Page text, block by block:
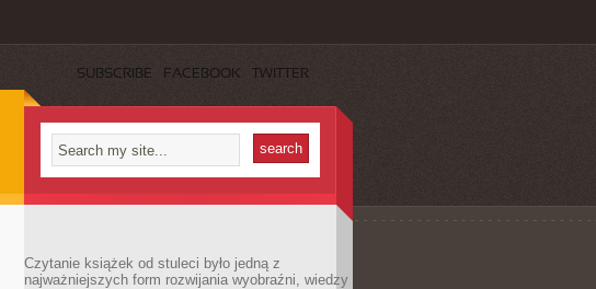
SUBSCRIBE FACEBOOK TWITTER
Czytanie książek od stuleci było jedną z
najważniejszych form rozwijania wyobraźni, wiedzy